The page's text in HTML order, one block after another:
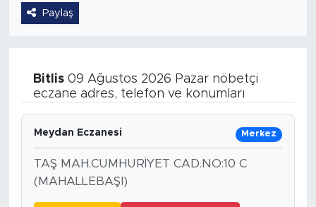
Paylaş
Bitlis09 Ağustos 2026 Pazar nöbetçi
eczane adres, telefon ve konumları
Meydan Eczanesi Merkez
TAŞ MAH.CUMHURİYET CAD.NO:10 C
(MAHALLEBAŞI)